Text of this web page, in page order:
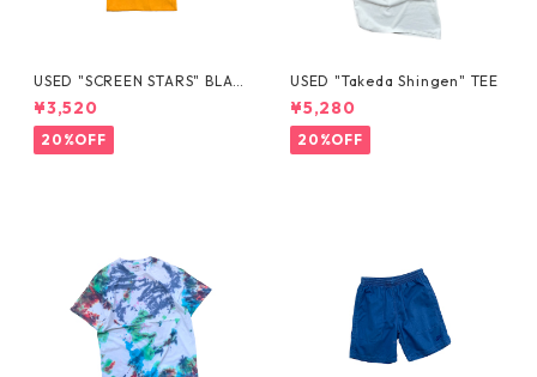
USED "SCREEN STARS" BLAN
K TEE
¥3,520
20%OFF
USED "Takeda Shingen" TEE
¥5,280
20%OFF